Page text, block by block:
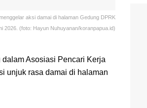
aksi damai di halaman Gedung DPRK
2026. (foto: Hayun Nuhuyanan/koranpapua.id)
dalam Asosiasi Pencari Kerja
unjuk rasa damai di halaman